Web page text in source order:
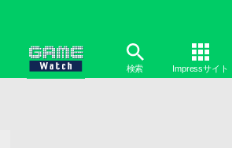
検索 Impressサイト